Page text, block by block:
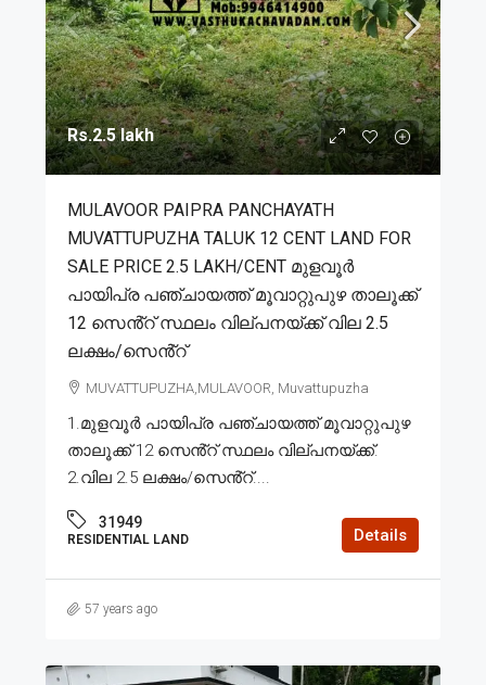
Rs.2.5 lakh
MULAVOOR PAIPRA PANCHAYATH
MUVATTUPUZHA TALUK 12 CENT LAND FOR
SALE PRICE 2.5 LAKH/CENT മുളവൂർ
പായിപ്ര പഞ്ചായത്ത് മൂവാറ്റുപുഴ താലൂക്ക്
12 സെൻ്റ് സ്ഥലം വില്പനയ്ക്ക് വില 2.5
ലക്ഷം/സെൻ്റ്
MUVATTUPUZHA,MULAVOOR, Muvattupuzha
1.മുളവൂർ പായിപ്ര പഞ്ചായത്ത് മൂവാറ്റുപുഴ
താലൂക്ക് 12 സെൻ്റ് സ്ഥലം വില്പനയ്ക്ക്.
2.വില 2.5 ലക്ഷം/സെൻ്റ്....
31949
RESIDENTIAL LAND Details
57 years ago